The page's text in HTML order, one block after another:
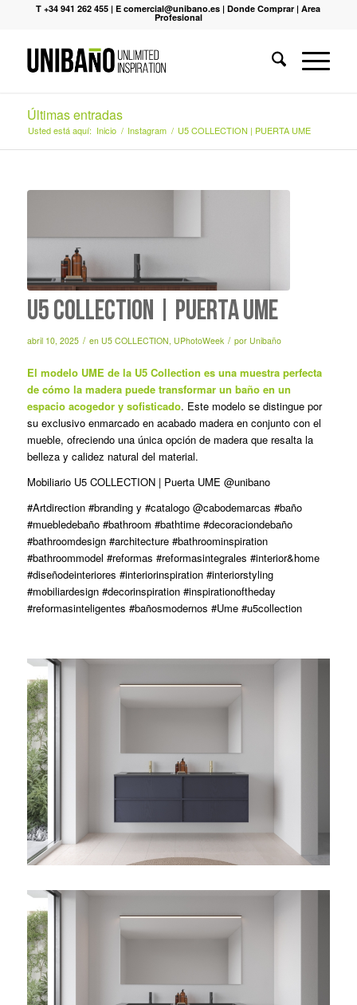
T +34 941 262 455 |E comercial@unibano.es |Donde Comprar |Area
Profesional
Últimas entradas
Usted está aquí: Inicio / Instagram / U5 COLLECTION | PUERTA UME
U5 COLLECTION | PUERTA UME
abril 10, 2025 / en U5 COLLECTION UPhotoWeek / por Unibaño
El modelo UME de la U5 Collection es una muestra perfecta
de cómo la madera puede transformar un baño en un
espacio acogedor y sofisticado. Este modelo se distingue por
su exclusivo enmarcado en acabado madera en conjunto con el
mueble, ofreciendo una única opción de madera que resalta la
belleza y calidez natural del material.
Mobiliario U5 COLLECTION | Puerta UME @unibano
#Artdirection #branding y #catalogo @cabodemarcas #baño
#muebledebaño #bathroom #bathtime #decoraciondebaño
#bathroomdesign #architecture #bathroominspiration
#bathroommodel #reformas #reformasintegrales #interior&home
#diseñodeinteriores #interiorinspiration #interiorstyling
#mobiliardesign #decorinspiration #inspirationoftheday
#reformasinteligentes #bañosmodernos #Ume #u5collection